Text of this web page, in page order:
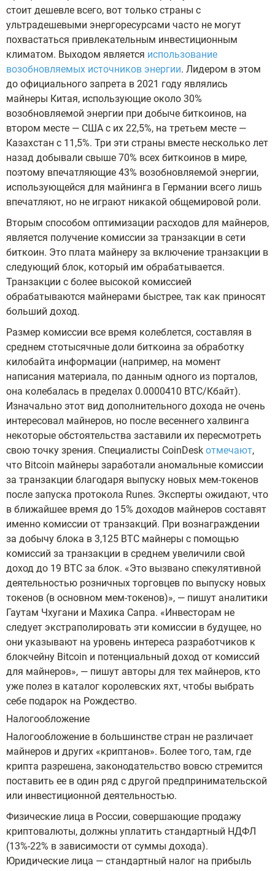
стоит дешевле всего, вот только страны с
ультрадешевыми энергоресурсами часто не могут
похвастаться привлекательным инвестиционным
климатом. Выходом является использование
возобновляемых источников энергии. Лидером в этом
до официального запрета в 2021 году являлись
майнеры Китая, использующие около 30%
возобновляемой энергии при добыче биткоинов, на
втором месте — США с их 22,5%, на третьем месте —
Казахстан с 11,5%. Три эти страны вместе несколько лет
назад добывали свыше 70% всех биткоинов в мире,
поэтому впечатляющие 43% возобновляемой энергии,
использующейся для майнинга в Германии всего лишь
впечатляют, но не играют никакой общемировой роли.
Вторым способом оптимизации расходов для майнеров,
является получение комиссии за транзакции в сети
биткоин. Это плата майнеру за включение транзакции в
следующий блок, который им обрабатывается.
Транзакции с более высокой комиссией
обрабатываются майнерами быстрее, так как приносят
больший доход.
Размер комиссии все время колеблется, составляя в
среднем стотысячные доли биткоина за обработку
килобайта информации (например, на момент
написания материала, по данным одного из порталов,
она колебалась в пределах 0.0000410 BTC/Кбайт).
Изначально этот вид дополнительного дохода не очень
интересовал майнеров, но после весеннего халвинга
некоторые обстоятельства заставили их пересмотреть
свою точку зрения. Специалисты CoinDesk отмечают,
что Bitcoin майнеры заработали аномальные комиссии
за транзакции благодаря выпуску новых мем-токенов
после запуска протокола Runes. Эксперты ожидают, что
в ближайшее время до 15% доходов майнеров составят
именно комиссии от транзакций. При вознаграждении
за добычу блока в 3,125 BTC майнеры с помощью
комиссий за транзакции в среднем увеличили свой
доход до 19 BTC за блок. «Это вызвано спекулятивной
деятельностью розничных торговцев по выпуску новых
токенов (в основном мем-токенов)», — пишут аналитики
Гаутам Чхугани и Махика Сапра. «Инвесторам не
следует экстраполировать эти комиссии в будущее, но
они указывают на уровень интереса разработчиков к
блокчейну Bitcoin и потенциальный доход от комиссий
для майнеров», — пишут авторы для тех майнеров, кто
уже полез в каталог королевских яхт, чтобы выбрать
себе подарок на Рождество.
Налогообложение
Налогообложение в большинстве стран не различает
майнеров и других «криптанов». Более того, там, где
крипта разрешена, законодательство вовсю стремится
поставить ее в один ряд с другой предпринимательской
или инвестиционной деятельностью.
Физические лица в России, совершающие продажу
криптовалюты, должны уплатить стандартный НДФЛ
(13%-22% в зависимости от суммы дохода).
Юридические лица — стандартный налог на прибыль